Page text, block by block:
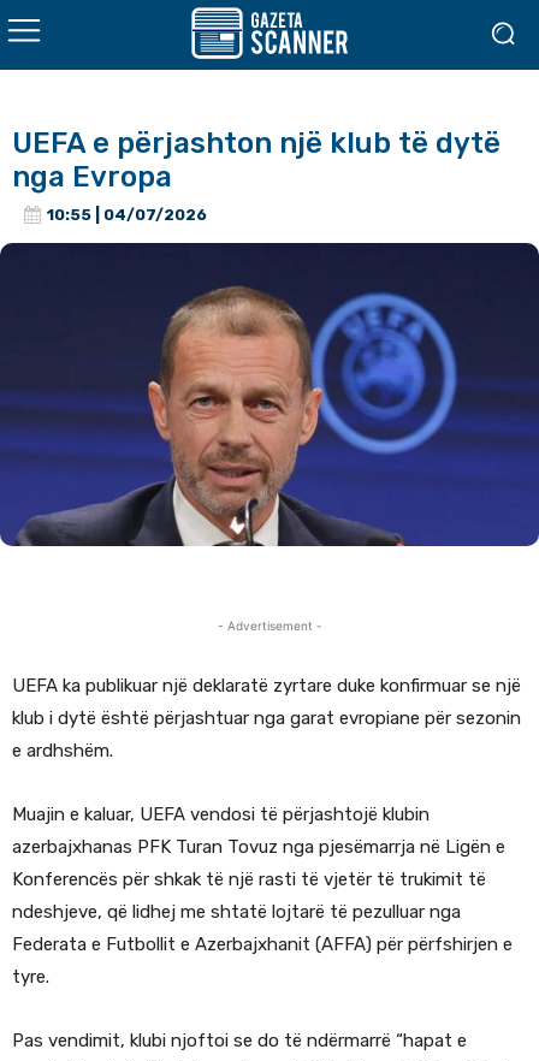
UEFA e përjashton një klub të dytë
nga Evropa
10:55 | 04/07/2026
- Advertisement -
UEFA ka publikuar një deklaratë zyrtare duke konfirmuar se një
klub i dytë është përjashtuar nga garat evropiane për sezonin
e ardhshëm.
Muajin e kaluar, UEFA vendosi të përjashtojë klubin
azerbajxhanas PFK Turan Tovuz nga pjesëmarrja në Ligën e
Konferencës për shkak të një rasti të vjetër të trukimit të
ndeshjeve, që lidhej me shtatë lojtarë të pezulluar nga
Federata e Futbollit e Azerbajxhanit (AFFA) për përfshirjen e
tyre.
Pas vendimit, klubi njoftoi se do të ndërmarrë “hapat e